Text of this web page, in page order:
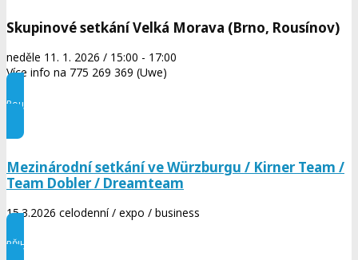
Skupinové setkání Velká Morava (Brno, Rousínov)
neděle 11. 1. 2026 / 15:00 - 17:00
Více info na 775 269 369 (Uwe)
Pouze na pozvání
Mezinárodní setkání ve Würzburgu / Kirner Team /
Team Dobler / Dreamteam
15.3.2026 celodenní / expo / business
PŘIHASTE SE NYNÍ